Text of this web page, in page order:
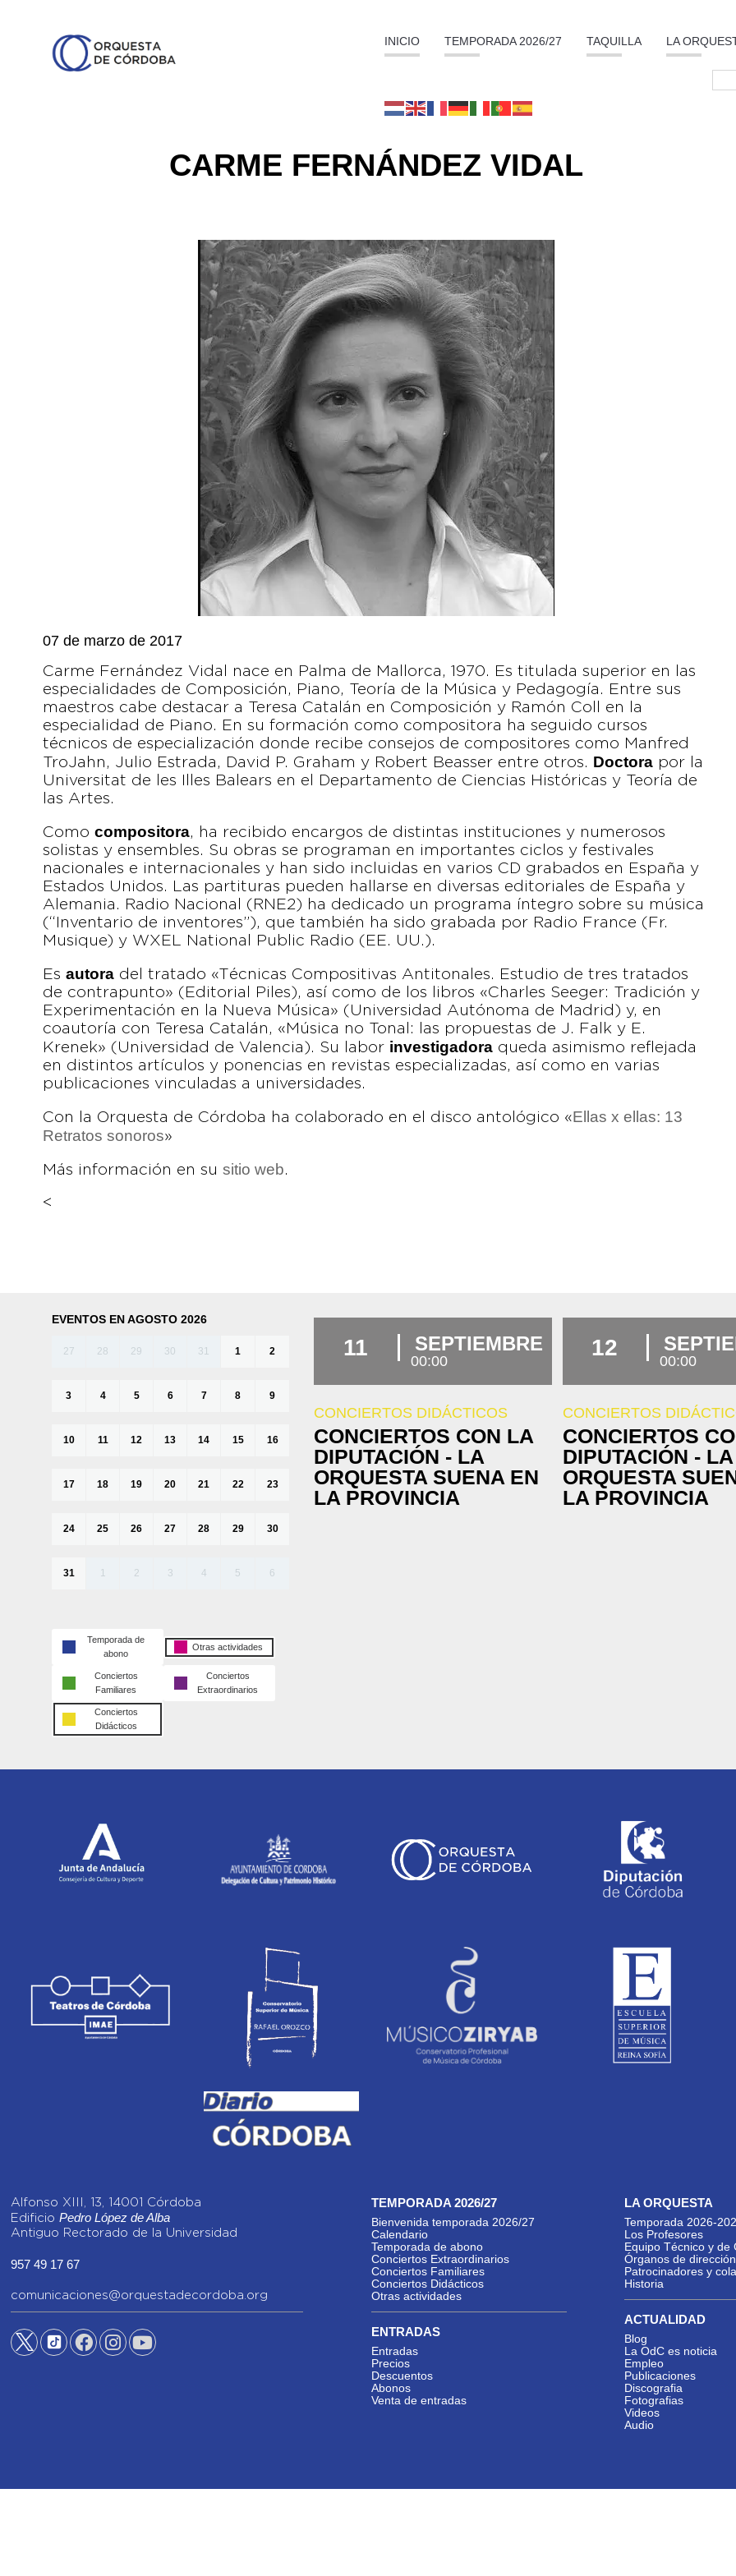
INICIO TEMPORADA 2026/27 TAQUILLA LA
CARME FERNÁNDEZ VIDAL
07 de marzo de 2017
Carme Fernández Vidal nace en Palma de Mallorca, 1970. Es titulada superior en las
especialidades de Composición, Piano, Teoría de la Música y Pedagogía. Entre sus
maestros cabe destacar a Teresa Catalán en Composición y Ramón Coll en la
especialidad de Piano. En su formación como compositora ha seguido cursos
técnicos de especialización donde recibe consejos de compositores como Manfred
TroJahn, Julio Estrada, David P. Graham y Robert Beasser entre otros. Doctora por la
Universitat de les Illes Balears en el Departamento de Ciencias Históricas y Teoría de
las Artes.
Como compositora, ha recibido encargos de distintas instituciones y numerosos
solistas y ensembles. Su obras se programan en importantes ciclos y festivales
nacionales e internacionales y han sido incluidas en varios CD grabados en España y
Estados Unidos. Las partituras pueden hallarse en diversas editoriales de España y
Alemania. Radio Nacional (RNE2) ha dedicado un programa íntegro sobre su música
(“Inventario de inventores”), que también ha sido grabada por Radio France (Fr.
Musique) y WXEL National Public Radio (EE. UU.).
Es autora del tratado «Técnicas Compositivas Antitonales. Estudio de tres tratados
de contrapunto» (Editorial Piles), así como de los libros «Charles Seeger: Tradición y
Experimentación en la Nueva Música» (Universidad Autónoma de Madrid) y, en
coautoría con Teresa Catalán, «Música no Tonal: las propuestas de J. Falk y E.
Krenek» (Universidad de Valencia). Su labor investigadora queda asimismo reflejada
en distintos artículos y ponencias en revistas especializadas, así como en varias
publicaciones vinculadas a universidades.
Con la Orquesta de Córdoba ha colaborado en el disco antológico «Ellas x ellas: 13
Retratos sonoros»
Más información en su sitio web.
<
EVENTOS EN AGOSTO 2026
27 28 29 30 31 1 2
3 4 5 6 7 8 9
10 11 12 13 14 15 16
17 18 19 20 21 22 23
24 25 26 27 28 29 30
31 1 2 3 4 5 6
Temporada de
abono
Otras actividades
Conciertos
Familiares
Conciertos
Extraordinarios
Conciertos
Didácticos
11 SEPTIEMBRE
00:00
CONCIERTOS DIDÁCTICOS
CONCIERTOS CON LA
DIPUTACIÓN - LA
ORQUESTA SUENA EN
LA PROVINCIA
12
00:00
CONCIERTOS
CONCIERTOS
DIPUTACIÓN - LA
ORQUESTA
LA PROVINCIA
Alfonso XIII, 13, 14001 Córdoba
Edificio Pedro López de Alba
Antiguo Rectorado de la Universidad
957 49 17 67
comunicaciones@orquestadecordoba.org
TEMPORADA 2026/27
Bienvenida temporada 2026/27
Calendario
Temporada de abono
Conciertos Extraordinarios
Conciertos Familiares
Conciertos Didácticos
Otras actividades
ENTRADAS
Entradas
Precios
Descuentos
Abonos
Venta de entradas
LA ORQUESTA
Temporada 2026-
Los Profesores
Equipo Técnico y de
Órganos de dirección
Patrocinadores y
Historia
ACTUALIDAD
Blog
La OdC es noticia
Empleo
Publicaciones
Discografia
Fotografias
Videos
Audio